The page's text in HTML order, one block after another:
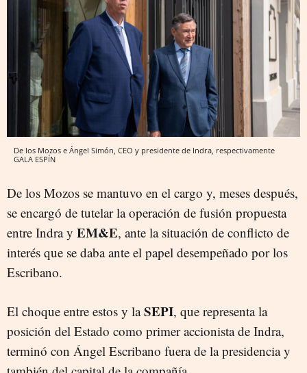
De los Mozos e Ángel Simón, CEO y presidente de Indra, respectivamente
GALA ESPÍN
De los Mozos se mantuvo en el cargo y, meses después,
se encargó de tutelar la operación de fusión propuesta
entre Indra y EM&E, ante la situación de conflicto de
interés que se daba ante el papel desempeñado por los
Escribano.
El choque entre estos y laSEPI, que representa la
posición del Estado como primer accionista de Indra,
terminó con Ángel Escribano fuera de la presidencia y